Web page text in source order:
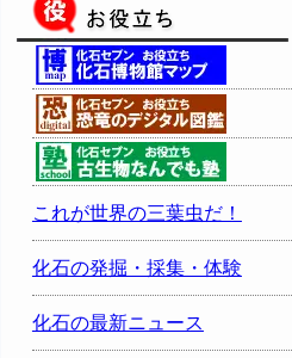
これが世界の三葉虫だ！
化石の発掘・採集・体験
化石の最新ニュース